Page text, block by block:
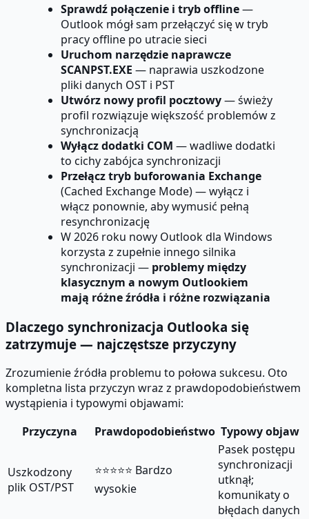
Sprawdź połączenie i tryb offline—
Outlook mógł sam przełączyć się w tryb
pracy offline po utracie sieci
Uruchom narzędzie naprawcze
SCANPST.EXE — naprawia uszkodzone
pliki danych OST i PST
Utwórz nowy profil pocztowy— świeży
profil rozwiązuje większość problemów z
synchronizacją
Wyłącz dodatki COM — wadliwe dodatki
to cichy zabójca synchronizacji
Przełącz tryb buforowania Exchange
(Cached Exchange Mode) — wyłącz i
włącz ponownie, aby wymusić pełną
resynchronizację
W 2026 roku nowy Outlook dla Windows
korzysta z zupełnie innego silnika
synchronizacji — problemy między
klasycznym a nowym Outlookiem
mają różne źródła i różne rozwiązania
Dlaczego synchronizacja Outlooka się
zatrzymuje — najczęstsze przyczyny
Zrozumienie źródła problemu to połowa sukcesu. Oto
kompletna lista przyczyn wraz z prawdopodobieństwem
wystąpienia i typowymi objawami:
Przyczyna
Prawdopodobieństwo Typowy objaw
Uszkodzony
plik OST/PST
⭐⭐⭐⭐⭐ Bardzo
wysokie
Pasek postępu
synchronizacji
utknął;
komunikaty o
błędach danych